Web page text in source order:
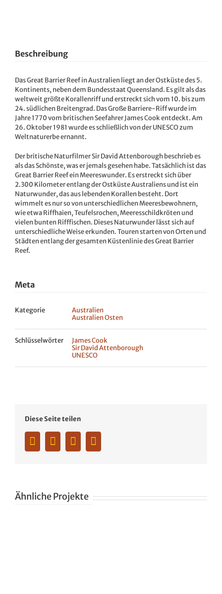
Beschreibung
Das Great Barrier Reef in Australien liegt an der Ostküste des 5.
Kontinents, neben dem Bundesstaat Queensland. Es gilt als das
weltweit größte Korallenriff und erstreckt sich vom 10. bis zum
24. südlichen Breitengrad. Das Große Barriere-Riff wurde im
Jahre 1770 vom britischen Seefahrer James Cook entdeckt. Am
26. Oktober 1981 wurde es schließlich von der UNESCO zum
Weltnaturerbe ernannt.
Der britische Naturfilmer Sir David Attenborough beschrieb es
als das Schönste, was er jemals gesehen habe. Tatsächlich ist das
Great Barrier Reef ein Meereswunder. Es erstreckt sich über
2.300 Kilometer entlang der Ostküste Australiens und ist ein
Naturwunder, das aus lebenden Korallen besteht. Dort
wimmelt es nur so von unterschiedlichen Meeresbewohnern,
wie etwa Riffhaien, Teufelsrochen, Meeresschildkröten und
vielen bunten Rifffischen. Dieses Naturwunder lässt sich auf
unterschiedliche Weise erkunden. Touren starten von Orten und
Städten entlang der gesamten Küstenlinie des Great Barrier
Reef.
Meta
Kategorie
Australien
Australien Osten
Schlüsselwörter
James Cook
Sir David Attenborough
UNESCO
Diese Seite teilen
Facebook
TwitterWhatsapp
Ähnliche Projekte